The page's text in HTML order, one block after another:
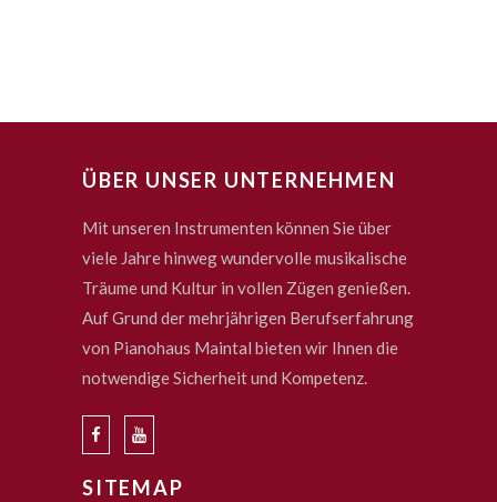
ÜBER UNSER UNTERNEHMEN
Mit unseren Instrumenten können Sie über
viele Jahre hinweg wundervolle musikalische
Träume und Kultur in vollen Zügen genießen.
Auf Grund der mehrjährigen Berufserfahrung
von Pianohaus Maintal bieten wir Ihnen die
notwendige Sicherheit und Kompetenz.
SITEMAP